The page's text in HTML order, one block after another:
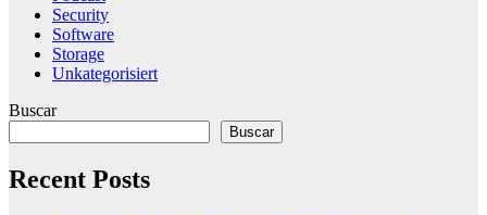
Security
Software
Storage
Unkategorisiert
Buscar
Buscar
Recent Posts